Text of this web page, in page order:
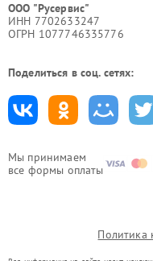
Мы принимаем
все формы оплаты
ООО "Русервис"
ИНН 7702633247
ОГРН 1077746335776
Поделиться в соц. сетях:
Политика